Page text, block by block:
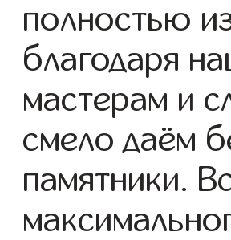
полностью
благодаря
мастерам и
смело даём
памятники.